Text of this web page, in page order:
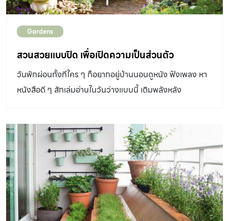
Gardens
สวนสวยแบบปิด เพื่อเปิดความเป็นส่วนตัว
วันพักผ่อนทั้งทีใคร ๆ ก็อยากอยู่บ้านนอนดูหนัง ฟังเพลง หา
หนังสือดี ๆ สักเล่มอ่านในวันว่างแบบนี้ เติมพลังหลัง
ตอนนี้เจ้าของสวนของเราต้องเจอเรื่องน่าปวดหัว เพราะบ้าน
ของเขาอยู่ติดกับทางสัญจรของหมู่บ้านที่มีรถผ่านอยู่เป็น
ประจำ เสียงเครื่องยนต์และฝุ่นควันที่เกิดขึ้นดูจะไม่ใช่ปัญหา
เล็ก ๆ แต่สำหรับ คุณตา –กันตนา ภัทรโพธิวงศ์ เจ้าของสวน
คนสวยของ my home รอบ ๆ บ้านก็มีเพียงสนามหญ้ากับ
ต้นไม้ใหญ่สองสามต้นที่ได้แถมมากับโครงการตอนซื้อบ้าน
และนี่คือเหตุผลที่ทำให้เจ้าของบ้านหลังนี้อยากจัด สวนสวย